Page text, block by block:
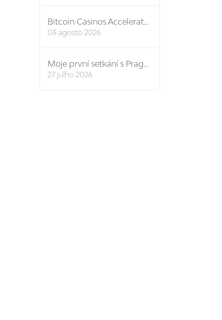
Bitcoin Casinos Accelerate Growth in Q3 2024, Unveiling New Features and Mega Bonuses
03 agosto 2026
Moje první setkání s Prague-Castle-Tickets: osobní report
27 julho 2026